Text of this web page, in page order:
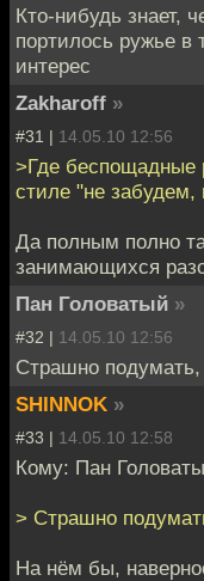
Кто-нибудь знает,
портилось ружье в
интерес
Zakharoff »
#31 | 14.05.10 12:56
>Где беспощадные
стиле "не забудем,
Да полным полно
занимающихся
Пан Головатый »
#32 | 14.05.10 12:56
Страшно
SHINNOK »
#33 | 14.05.10 12:58
Кому: Пан
> Страшно
На нём бы,